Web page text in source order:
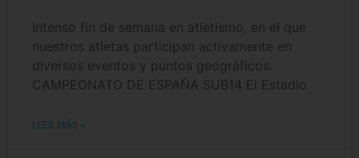
Intenso fin de semana en atletismo, en el que
nuestros atletas participan activamente en
diversos eventos y puntos geográficos.
CAMPEONATO DE ESPAÑA SUB14 El Estadio
LEER MÁS »